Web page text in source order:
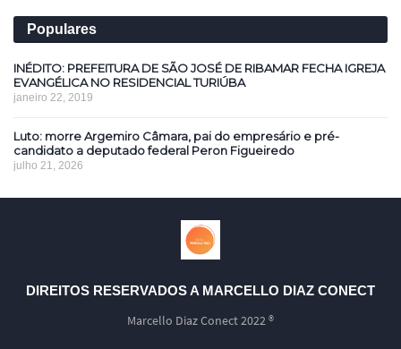
Populares
INÉDITO: PREFEITURA DE SÃO JOSÉ DE RIBAMAR FECHA IGREJA
EVANGÉLICA NO RESIDENCIAL TURIÚBA
janeiro 22, 2019
Luto: morre Argemiro Câmara, pai do empresário e pré-
candidato a deputado federal Peron Figueiredo
julho 21, 2026
DIREITOS RESERVADOS A MARCELLO DIAZ CONECT
Marcello Diaz Conect 2022 ®